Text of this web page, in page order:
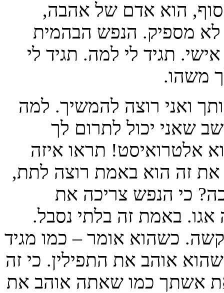
הוא אדם של אהבה,
מספיק. הנפש הבהמית
תגיד לי למה. תגיד לי
משהו.
ואני רוצה להמשיך. למה
שאני יכול לתרום לך
אלטרואיסט! תראו איזה
את זה הוא באמת רוצה לתת,
כי הנפש צריכה את
באמת זה בלתי נסבל.
כשהוא אומר – כמו מגיד
אוהב את התפילין. כי זה
אשתך כמו שאתה אוהב את